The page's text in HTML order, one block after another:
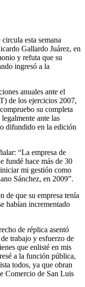
esta semana
Gallardo Juárez, en
y refuta que su
ingresó a la
anuales ante el
de los ejercicios 2007,
su completa
ante las
difundido en la edición
“La empresa de
fundé hace más de 30
mi gestión como
Sánchez, en 2009”.
de que su empresa tenía
habían incrementado
de réplica asentó
trabajo y esfuerzo de
que enlisté en mis
a la función pública,
todos, ya que obran
Comercio de San Luis